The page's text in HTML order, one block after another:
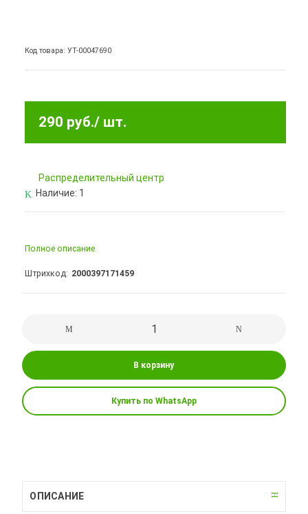
Код товара: УТ-00047690
290 руб./ шт.
Pаспределительный центр
Наличие: 1
Полное описание
Штрихкод 2000397171459
В корзину
Купить по WhatsApp
ОПИСАНИЕ